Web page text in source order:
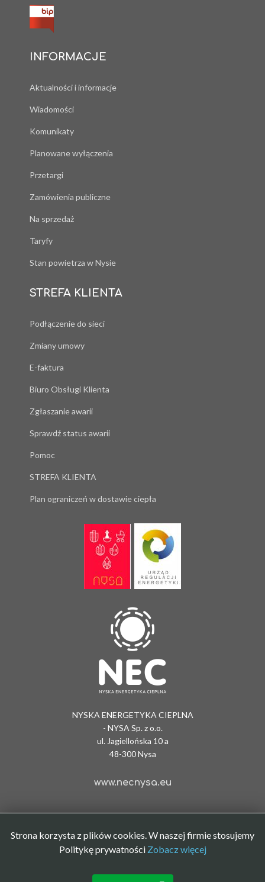
INFORMACJE
Aktualności i informacje
Wiadomości
Komunikaty
Planowane wyłączenia
Przetargi
Zamówienia publiczne
Na sprzedaż
Taryfy
Stan powietrza w Nysie
STREFA KLIENTA
Podłączenie do sieci
Zmiany umowy
E-faktura
Biuro Obsługi Klienta
Zgłaszanie awarii
Sprawdź status awarii
Pomoc
STREFA KLIENTA
Plan ograniczeń w dostawie ciepła
NYSKA ENERGETYKA CIEPLNA
- NYSA Sp. z o.o.
ul. Jagiellońska 10 a
48-300 Nysa
www.necnysa.eu
Strona korzysta z plików cookies. W naszej firmie stosujemy
Politykę prywatności Zobacz więcej